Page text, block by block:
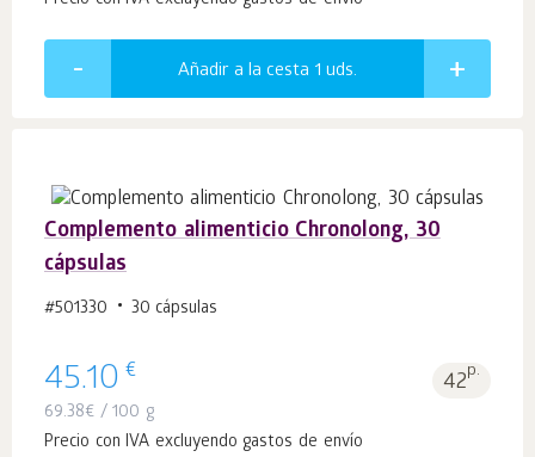
Añadir a la cesta 1 uds.
Complemento alimenticio Chronolong, 30
cápsulas
#501330 30 cápsulas
45.10 € 42p.
69.38€ / 100 g
Precio con IVA excluyendo gastos de envío